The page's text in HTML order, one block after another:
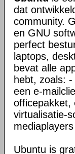
dat
community.
en GNU
perfect
laptops,
bevat alle
hebt, zoals:
een e-
officepakket,
virtualisatie-
Ubuntu is